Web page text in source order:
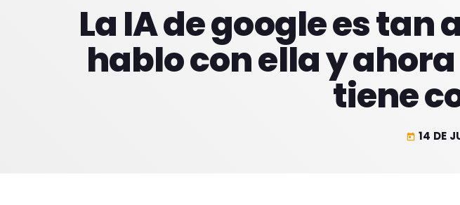
La IA de google es
hablo con ella y
tiene
today 14 DE